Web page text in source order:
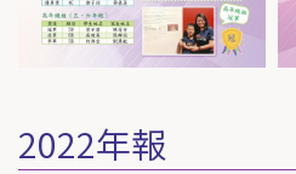
2022年報